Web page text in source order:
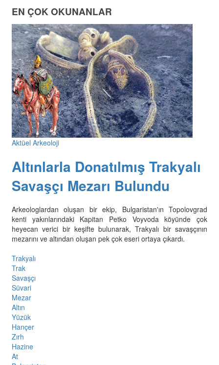
EN ÇOK OKUNANLAR
Aktüel Arkeoloji
Altınlarla Donatılmış Trakyalı
Savaşçı Mezarı Bulundu
Arkeologlardan oluşan bir ekip, Bulgaristan'ın Topolovgrad
kenti yakınlarındaki Kapitan Petko Voyvoda köyünde çok
heyecan verici bir keşifte bulunarak, Trakyalı bir savaşçının
mezarını ve altından oluşan pek çok eseri ortaya çıkardı.
Trakyalı
Trak
Savaşçı
Süvari
Mezar
Altın
Yüzük
Hançer
Zırh
Hazine
At